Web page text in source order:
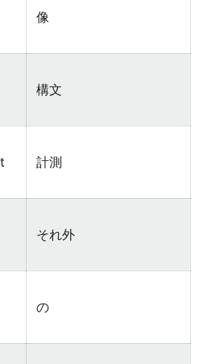
像
構文
計測
それ外
の